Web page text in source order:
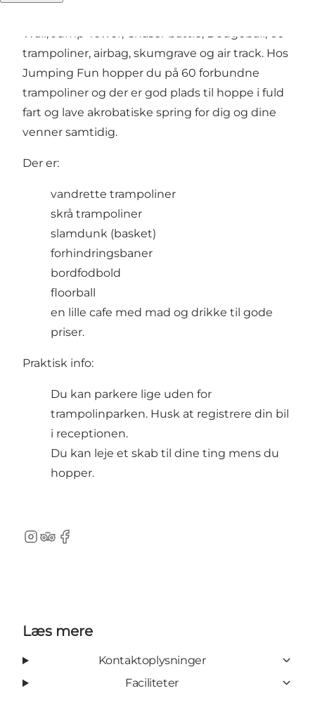
Wall, Jump-Tower, Chaser battle, Dodgeball, 60
trampoliner, airbag, skumgrave og air track. Hos
Jumping Fun hopper du på 60 forbundne
trampoliner og der er god plads til hoppe i fuld
fart og lave akrobatiske spring for dig og dine
venner samtidig.
Der er:
vandrette trampoliner
skrå trampoliner
slamdunk (basket)
forhindringsbaner
bordfodbold
floorball
en lille cafe med mad og drikke til gode
priser.
Praktisk info:
Du kan parkere lige uden for
trampolinparken. Husk at registrere din bil
i receptionen.
Du kan leje et skab til dine ting mens du
hopper.
Instagram
Tripadvisor
Facebook
Læs mere
Kontaktoplysninger
Faciliteter